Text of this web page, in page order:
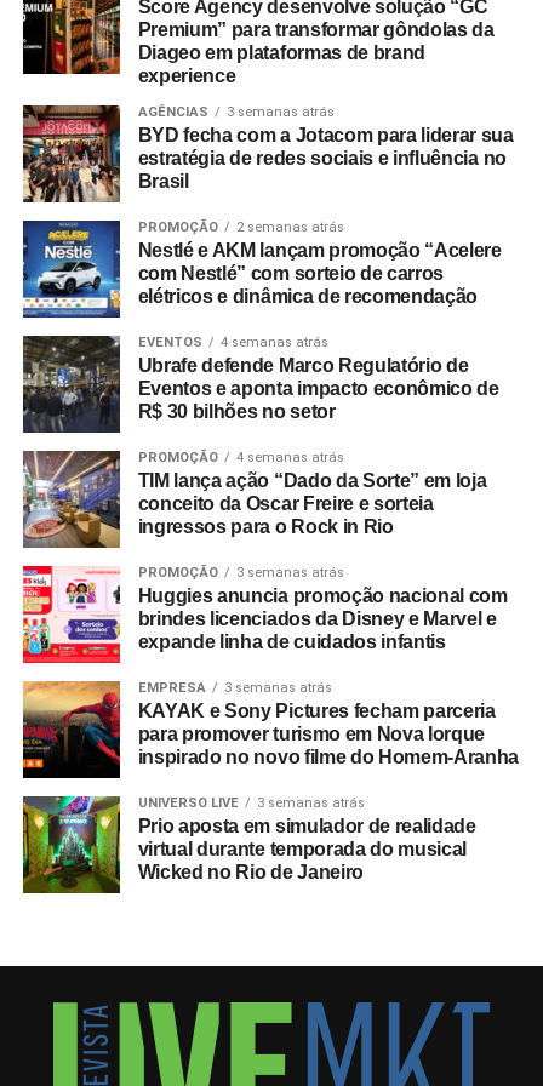
a premissa de que não existe um modelo único de pai.
A CASA&VIDEO adotou o mote “Presentes e ofertas para
todos os tipos de pai”, focando no perfil multifacetado do
consumidor moderno e destacando seu sortimento de
utilidades, tecnologia e itens para o lar. Já a Le biscuit
apresentou a assinatura “Tudo pro seu pai que faz parte
de tudo”, enfatizando a participação dos pais na rotina
doméstica com produtos voltados à praticidade.
“O Dia dos Pais é uma data importante para o varejo
porque desperta um consumo movido pelo afeto e pela
identificação. Nossa prioridade foi criar campanhas que
tornassem essa jornada de compra mais simples e
inspiradora”, explica Laura Autran, Gerente Geral de
Marketingda CVLB. Marcelo Conduru,
Next, complementa ressaltando que as ações respeitam a
identidade visual e o público de cada uma das bandeiras
no ponto de venda e nos meios digitais.
A peça publicitária encerra-se com o conceito: “Perder a
calma é uma coisa… mas ficar sem Vivo Fibra, isso nem
na novela”, conectando a narrativa da ficção com a oferta
de serviços de banda larga da operadora.
Score Agency desenvolve solução “GC
Premium” para transformar gôndolas da
Diageo em plataformas de brand
experience
AGÊNCIAS 3 semanas atrás
BYD fecha com a Jotacom para liderar sua
estratégia de redes sociais e influência no
Brasil
PROMOÇÃO 2 semanas atrás
Nestlé e AKM lançam promoção “Acelere
com Nestlé” com sorteio de carros
elétricos e dinâmica de recomendação
EVENTOS 4 semanas atrás
Ubrafe defende Marco Regulatório de
Eventos e aponta impacto econômico de
R$ 30 bilhões no setor
PROMOÇÃO 4 semanas atrás
TIM lança ação “Dado da Sorte” em loja
conceito da Oscar Freire e sorteia
ingressos para o Rock in Rio
PROMOÇÃO 3 semanas atrás
Huggies anuncia promoção nacional com
brindes licenciados da Disney e Marvel e
expande linha de cuidados infantis
EMPRESA 3 semanas atrás
KAYAK e Sony Pictures fecham parceria
para promover turismo em Nova Iorque
inspirado no novo filme do Homem-Aranha
UNIVERSO LIVE 3 semanas atrás
Prio aposta em simulador de realidade
virtual durante temporada do musical
Wicked no Rio de Janeiro